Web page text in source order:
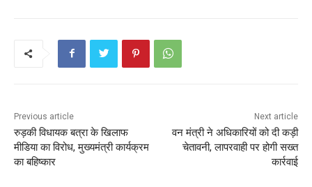
Previous article
रुड़की विधायक बत्रा के खिलाफ
मीडिया का विरोध, मुख्यमंत्री कार्यक्रम
का बहिष्कार
Next article
वन मंत्री ने अधिकारियों को दी कड़ी
चेतावनी, लापरवाही पर होगी सख्त
कार्रवाई